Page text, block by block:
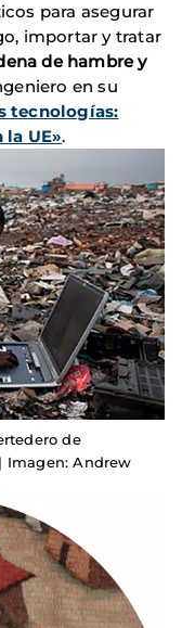
para asegurar
importar y tratar
de hambre y
en su
tecnologías:
UE».
de
Imagen: Andrew